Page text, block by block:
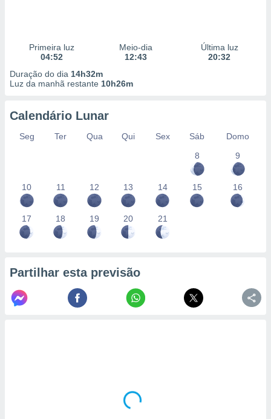
Primeira luz
04:52
Meio-dia
12:43
Última luz
20:32
Duração do dia 14h32m
Luz da manhã restante 10h26m
Calendário Lunar
Seg Ter Qua Qui Sex Sáb
Domo
8
9
10 11 12 13 14 15 16
17 18 19 20 21
Partilhar esta previsão